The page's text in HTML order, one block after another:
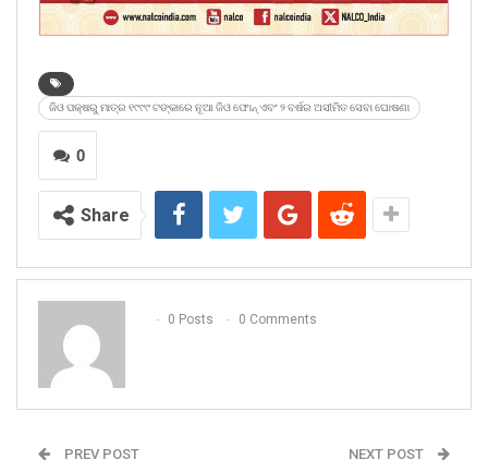
ଜିଓ ପକ୍ଷରୁ ମାତ୍ର ୧୯୯୯ ଟଙ୍କାରେ ନୂଆ ଜିଓ ଫୋନ୍ ଏବଂ ୨ ବର୍ଷର ଅସୀମିତ ସେବା ଘୋଷଣା
0
Share
0 Posts 0 Comments
PREV POST NEXT POST